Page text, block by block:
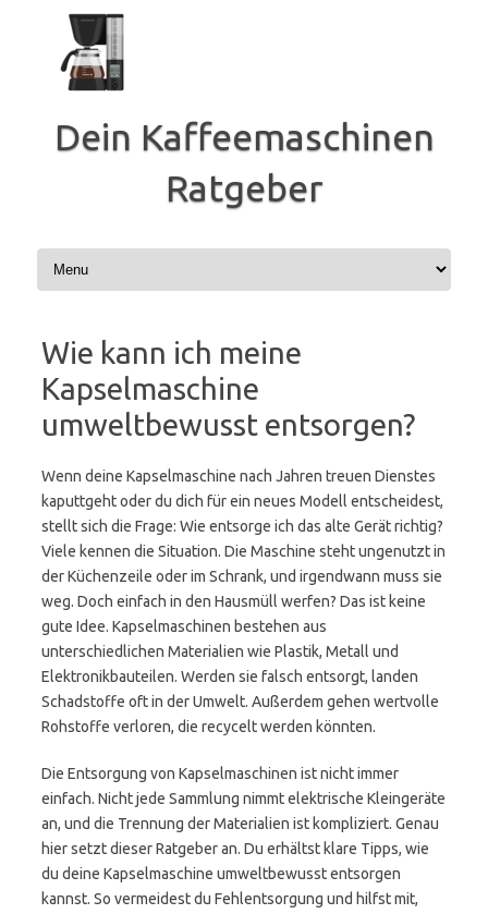
springen
Dein Kaffeemaschinen
Ratgeber
Wie kann ich meine
Kapselmaschine
umweltbewusst entsorgen?
Wenn deine Kapselmaschine nach Jahren treuen Dienstes
kaputtgeht oder du dich für ein neues Modell entscheidest,
stellt sich die Frage: Wie entsorge ich das alte Gerät richtig?
Viele kennen die Situation. Die Maschine steht ungenutzt in
der Küchenzeile oder im Schrank, und irgendwann muss sie
weg. Doch einfach in den Hausmüll werfen? Das ist keine
gute Idee. Kapselmaschinen bestehen aus
unterschiedlichen Materialien wie Plastik, Metall und
Elektronikbauteilen. Werden sie falsch entsorgt, landen
Schadstoffe oft in der Umwelt. Außerdem gehen wertvolle
Rohstoffe verloren, die recycelt werden könnten.
Die Entsorgung von Kapselmaschinen ist nicht immer
einfach. Nicht jede Sammlung nimmt elektrische Kleingeräte
an, und die Trennung der Materialien ist kompliziert. Genau
hier setzt dieser Ratgeber an. Du erhältst klare Tipps, wie
du deine Kapselmaschine umweltbewusst entsorgen
kannst. So vermeidest du Fehlentsorgung und hilfst mit,